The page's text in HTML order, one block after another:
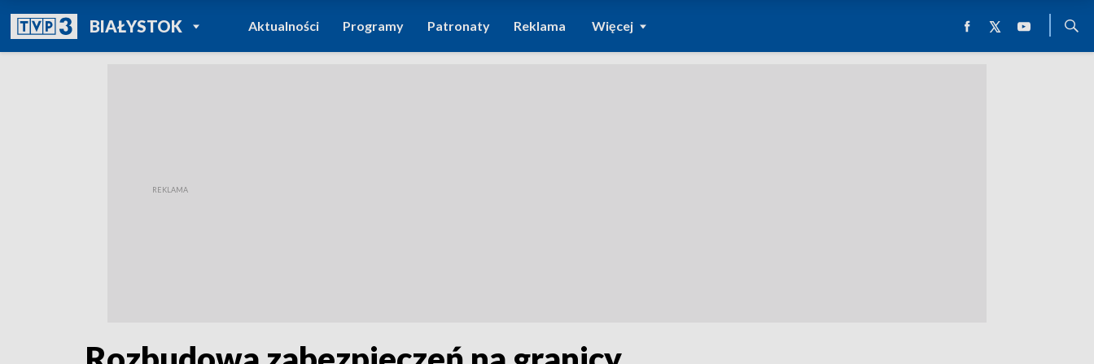
BIAŁYSTOKPOWRÓT DO
TVP REGIONY
Aktualności Programy Patronaty Reklama Więcej